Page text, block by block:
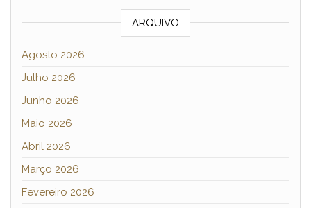
ARQUIVO
Agosto 2026
Julho 2026
Junho 2026
Maio 2026
Abril 2026
Março 2026
Fevereiro 2026